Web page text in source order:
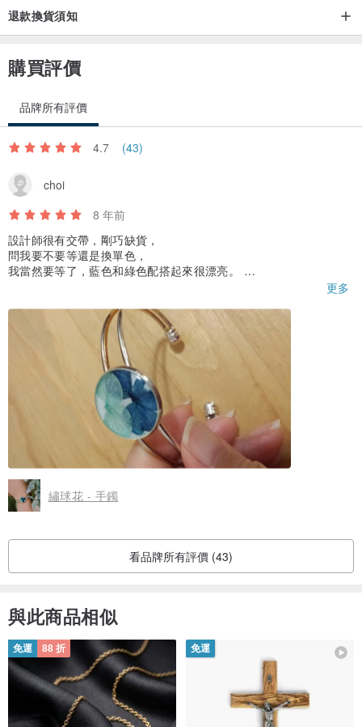
退款換貨須知
購買評價
品牌所有評價
4.7 (43)
choi
8 年前
設計師很有交帶，剛巧缺貨，
問我要不要等還是換單色，
我當然要等了，藍色和綠色配搭起來很漂亮。
更多
繡球花 - 手鐲
看品牌所有評價 (43)
與此商品相似
免運 88 折 免運